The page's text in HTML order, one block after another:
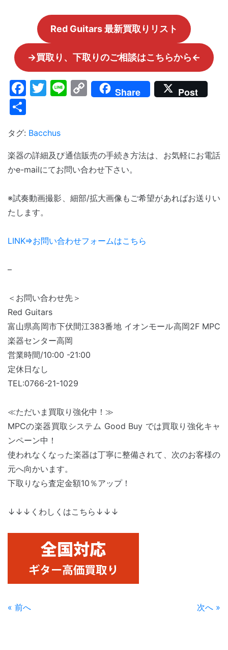
Red Guitars 最新買取りリスト
→買取り、下取りのご相談はこちらから←
Facebook
Twitter
LineCopy
Link
Share Post
タグ: Bacchus
楽器の詳細及び通信販売の手続き方法は、お気軽にお電話
かe-mailにてお問い合わせ下さい。
※試奏動画撮影、細部/拡大画像もご希望があればお送りい
たします。
LINK⇒お問い合わせフォームはこちら
–
＜お問い合わせ先＞
Red Guitars
富山県高岡市下伏間江383番地 イオンモール高岡2F MPC
楽器センター高岡
営業時間/10:00 -21:00
定休日なし
TEL:0766-21-1029
≪ただいま買取り強化中！≫
MPCの楽器買取システム Good Buy では買取り強化キャ
ンペーン中！
使われなくなった楽器は丁寧に整備されて、次のお客様の
元へ向かいます。
下取りなら査定金額10％アップ！
↓↓↓くわしくはこちら↓↓↓
« 前へ 次へ »